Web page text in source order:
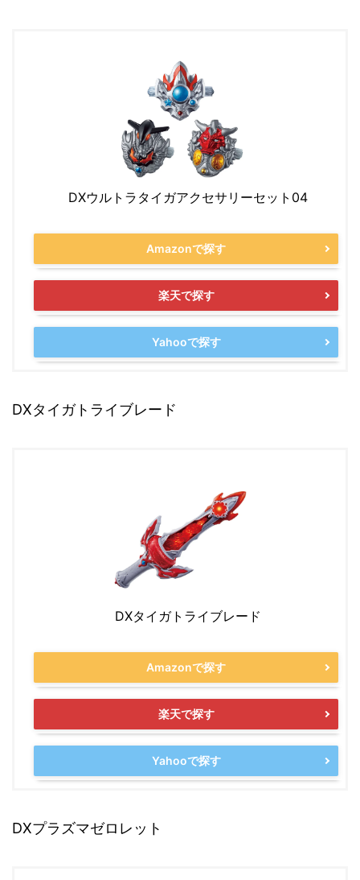
DXウルトラタイガアクセサリーセット04
Amazonで探す
楽天で探す
Yahooで探す
DXタイガトライブレード
DXタイガトライブレード
Amazonで探す
楽天で探す
Yahooで探す
DXプラズマゼロレット